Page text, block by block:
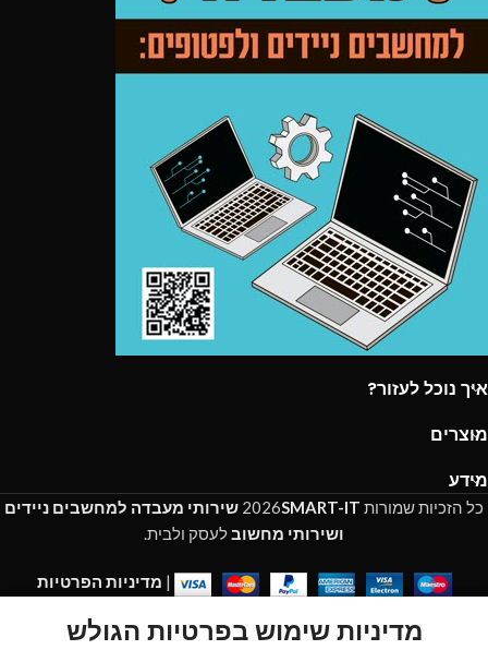
איך נוכל לעזור?
מוצרים
מידע
כל הזכיות שמורות 2026SMART-IT
שירותי מעבדה למחשבים ניידים
ושירותי מחשובלעסק ולבית.
| מדיניות הפרטיות
מדיניות שימוש בפרטיות הגולש
Cart
My account